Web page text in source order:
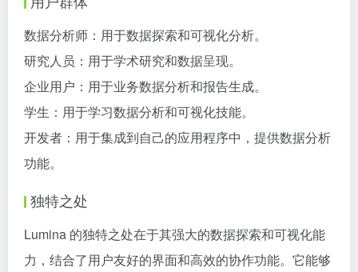
数据分析师：用于数据探索和可视化分析。
研究人员：用于学术研究和数据呈现。
企业用户：用于业务数据分析和报告生成。
学生：用于学习数据分析和可视化技能。
开发者：用于集成到自己的应用程序中，提供数据分析
功能。
独特之处
Lumina 的独特之处在于其强大的数据探索和可视化能
力，结合了用户友好的界面和高效的协作功能。它能够